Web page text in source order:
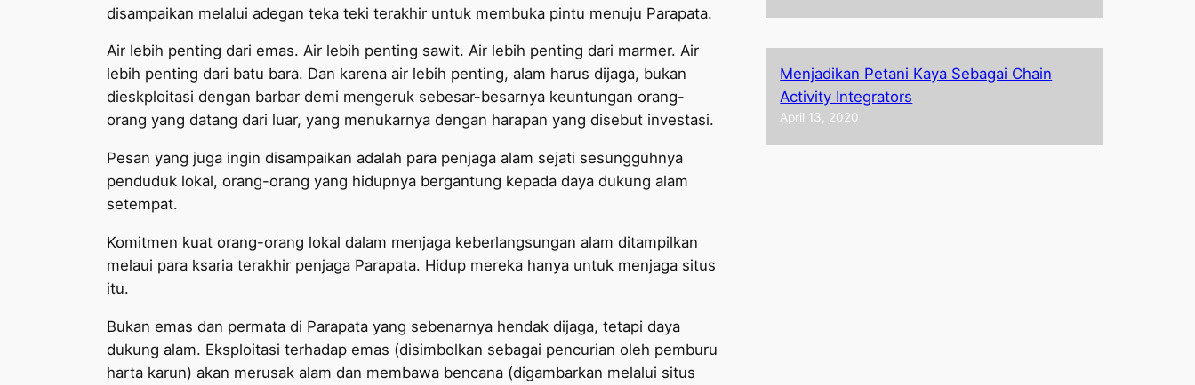
disampaikan melalui adegan teka teki terakhir untuk membuka pintu menuju Parapata.
Air lebih penting dari emas. Air lebih penting sawit. Air lebih penting dari marmer. Air
lebih penting dari batu bara. Dan karena air lebih penting, alam harus dijaga, bukan
dieskploitasi dengan barbar demi mengeruk sebesar-besarnya keuntungan orang-
orang yang datang dari luar, yang menukarnya dengan harapan yang disebut investasi.
Pesan yang juga ingin disampaikan adalah para penjaga alam sejati sesungguhnya
penduduk lokal, orang-orang yang hidupnya bergantung kepada daya dukung alam
setempat.
Komitmen kuat orang-orang lokal dalam menjaga keberlangsungan alam ditampilkan
melaui para ksaria terakhir penjaga Parapata. Hidup mereka hanya untuk menjaga situs
itu.
Bukan emas dan permata di Parapata yang sebenarnya hendak dijaga, tetapi daya
dukung alam. Eksploitasi terhadap emas (disimbolkan sebagai pencurian oleh pemburu
harta karun) akan merusak alam dan membawa bencana (digambarkan melalui situs
Menjadikan Petani Kaya Sebagai Chain
Activity Integrators
April 13, 2020